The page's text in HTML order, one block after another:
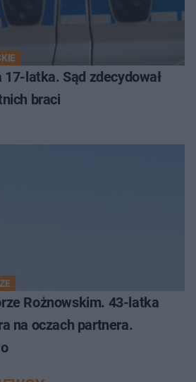
latka. Sąd zdecydował
braci
Rożnowskim. 43-latka
na oczach partnera.